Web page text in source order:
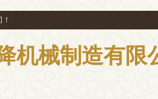
机械制造有限